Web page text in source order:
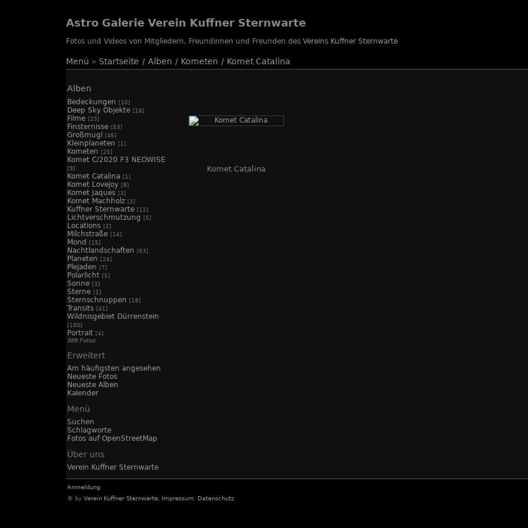
Astro Galerie Verein Kuffner Sternwarte
Fotos und Videos von Mitgliedern, Freundinnen und Freunden des Vereins Kuffner Sternwarte
Menü » Startseite / Alben / Kometen / Komet Catalina
Alben
Bedeckungen [10]
Deep Sky Objekte [18]
Filme [23]
Finsternisse [53]
Großmugl [46]
Kleinplaneten [1]
Kometen [25]
Komet C/2020 F3 NEOWISE
[9]
Komet Catalina [1]
Komet Lovejoy [8]
Komet Jaques [3]
Komet Machholz [3]
Kuffner Sternwarte [11]
Lichtverschmutzung [5]
Locations [2]
Milchstraße [14]
Mond [15]
Nachtlandschaften [63]
Planeten [24]
Plejaden [7]
Polarlicht [5]
Sonne [3]
Sterne [1]
Sternschnuppen [18]
Transits [41]
Wildnisgebiet Dürrenstein
[100]
Portrait [4]
389 Fotos
Erweitert
Am häufigsten angesehen
Neueste Fotos
Neueste Alben
Kalender
Menü
Suchen
Schlagworte
Fotos auf OpenStreetMap
Über uns
Verein Kuffner Sternwarte
Komet Catalina
Anmeldung
© by Verein Kuffner Sternwarte Impressum Datenschutz